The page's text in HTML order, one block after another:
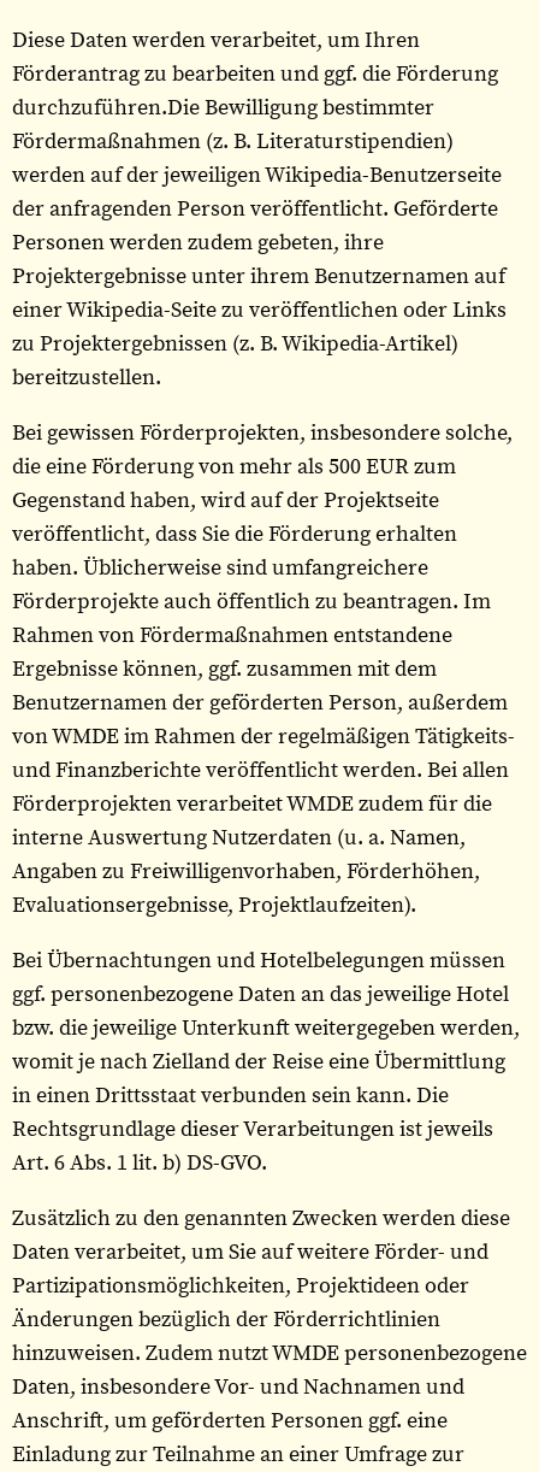
Diese Daten werden verarbeitet, um Ihren
Förderantrag zu bearbeiten und ggf. die Förderung
durchzuführen.Die Bewilligung bestimmter
Fördermaßnahmen (z. B. Literaturstipendien)
werden auf der jeweiligen Wikipedia-Benutzerseite
der anfragenden Person veröffentlicht. Geförderte
Personen werden zudem gebeten, ihre
Projektergebnisse unter ihrem Benutzernamen auf
einer Wikipedia-Seite zu veröffentlichen oder Links
zu Projektergebnissen (z. B. Wikipedia-Artikel)
bereitzustellen.
Bei gewissen Förderprojekten, insbesondere solche,
die eine Förderung von mehr als 500 EUR zum
Gegenstand haben, wird auf der Projektseite
veröffentlicht, dass Sie die Förderung erhalten
haben. Üblicherweise sind umfangreichere
Förderprojekte auch öffentlich zu beantragen. Im
Rahmen von Fördermaßnahmen entstandene
Ergebnisse können, ggf. zusammen mit dem
Benutzernamen der geförderten Person, außerdem
von WMDE im Rahmen der regelmäßigen Tätigkeits-
und Finanzberichte veröffentlicht werden. Bei allen
Förderprojekten verarbeitet WMDE zudem für die
interne Auswertung Nutzerdaten (u. a. Namen,
Angaben zu Freiwilligenvorhaben, Förderhöhen,
Evaluationsergebnisse, Projektlaufzeiten).
Bei Übernachtungen und Hotelbelegungen müssen
ggf. personenbezogene Daten an das jeweilige Hotel
bzw. die jeweilige Unterkunft weitergegeben werden,
womit je nach Zielland der Reise eine Übermittlung
in einen Drittsstaat verbunden sein kann. Die
Rechtsgrundlage dieser Verarbeitungen ist jeweils
Art. 6 Abs. 1 lit. b) DS-GVO.
Zusätzlich zu den genannten Zwecken werden diese
Daten verarbeitet, um Sie auf weitere Förder- und
Partizipationsmöglichkeiten, Projektideen oder
Änderungen bezüglich der Förderrichtlinien
hinzuweisen. Zudem nutzt WMDE personenbezogene
Daten, insbesondere Vor- und Nachnamen und
Anschrift, um geförderten Personen ggf. eine
Einladung zur Teilnahme an einer Umfrage zur